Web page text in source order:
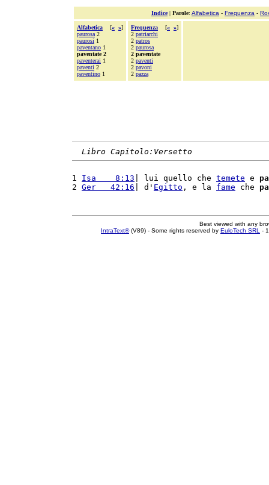
Indice| Parole: Alfabetica - Frequenza -
Alfabetica [« »]
paurosa 2
paurosi 1
paventano 1
paventate 2
paventerai 1
paventi 2
paventino 1
Frequenza [« »]
2 patriarchi
2 patros
2 paurosa
2 paventate
2 paventi
2 pavoni
2 pazza
Libro Capitolo:Versetto
1 Isa    8:13 | lui quello che temete e
2 Ger   42:16 | d' Egitto , e la fame che
Best viewed with any
IntraText®(V89) - Some rights reserved by EuloTech SRL -